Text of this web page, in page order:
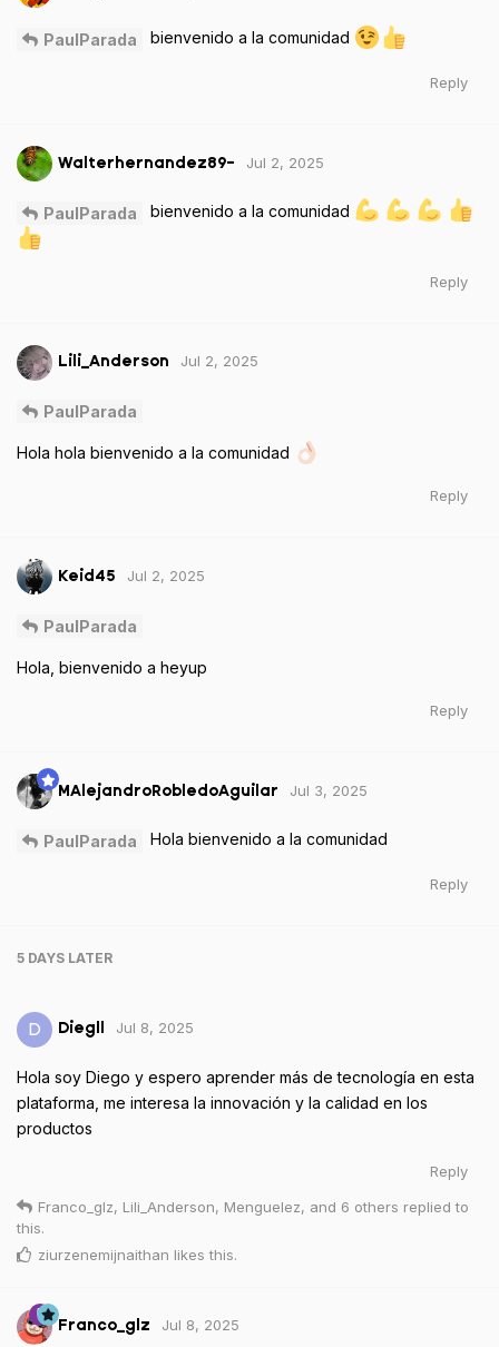
PaulParada bienvenido a la comunidad
Reply
Walterhernandez89- Jul 2, 2025
PaulParada bienvenido a la comunidad
Reply
Lili_Anderson Jul 2, 2025
PaulParada
Hola hola bienvenido a la comunidad
Reply
Keid45 Jul 2, 2025
PaulParada
Hola, bienvenido a heyup
Reply
MAlejandroRobledoAguilar Jul 3, 2025
PaulParada Hola bienvenido a la comunidad
Reply
5 DAYS LATER
D Diegll Jul 8, 2025
Hola soy Diego y espero aprender más de tecnología en esta
plataforma, me interesa la innovación y la calidad en los
productos
Reply
Franco_glz, Lili_Anderson, Menguelez, and 6 others replied to
this.
ziurzenemijnaithan likes this.
Franco_glz Jul 8, 2025